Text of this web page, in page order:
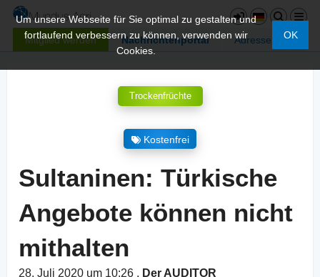
Mitglied werden Nachrichtenportal Adressen
Um unsere Webseite für Sie optimal zu gestalten und
fortlaufend verbessern zu können, verwenden wir
Cookies.
OK
Trockenfrüchte
Kostenfrei
Sultaninen: Türkische
Angebote können nicht
mithalten
28. Juli 2020 um 10:26 , Der AUDITOR